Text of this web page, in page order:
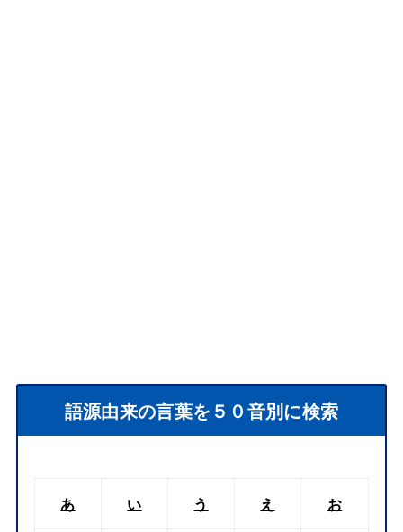
語源由来の言葉を５０音別に検索
あ い う え お